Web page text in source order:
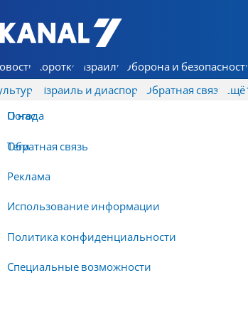
7 КАНАЛ - Аруц Шева
Коротко Израиль Оборона и безопасность
Израиль и диаспора Обратная связь
О нас
Обратная связь
Реклама
Использование информации
Политика конфиденциальности
Специальные возможности
Ещё
Погода
Теги